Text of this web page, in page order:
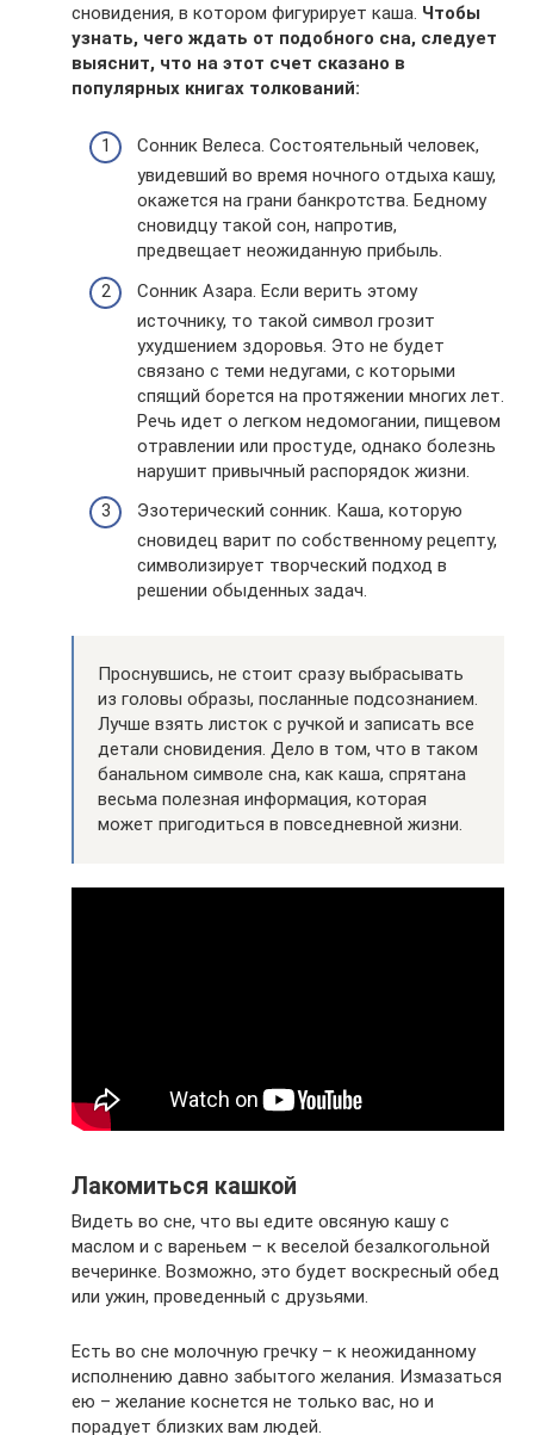
сновидения, в котором фигурирует каша. Чтобы
узнать, чего ждать от подобного сна, следует
выяснит, что на этот счет сказано в
популярных книгах толкований:
Сонник Велеса. Состоятельный человек,
увидевший во время ночного отдыха кашу,
окажется на грани банкротства. Бедному
сновидцу такой сон, напротив,
предвещает неожиданную прибыль.
Сонник Азара. Если верить этому
источнику, то такой символ грозит
ухудшением здоровья. Это не будет
связано с теми недугами, с которыми
спящий борется на протяжении многих лет.
Речь идет о легком недомогании, пищевом
отравлении или простуде, однако болезнь
нарушит привычный распорядок жизни.
Эзотерический сонник. Каша, которую
сновидец варит по собственному рецепту,
символизирует творческий подход в
решении обыденных задач.
Проснувшись, не стоит сразу выбрасывать
из головы образы, посланные подсознанием.
Лучше взять листок с ручкой и записать все
детали сновидения. Дело в том, что в таком
банальном символе сна, как каша, спрятана
весьма полезная информация, которая
может пригодиться в повседневной жизни.
Лакомиться кашкой
Видеть во сне, что вы едите овсяную кашу с
маслом и с вареньем – к веселой безалкогольной
вечеринке. Возможно, это будет воскресный обед
или ужин, проведенный с друзьями.
Есть во сне молочную гречку – к неожиданному
исполнению давно забытого желания. Измазаться
ею – желание коснется не только вас, но и
порадует близких вам людей.